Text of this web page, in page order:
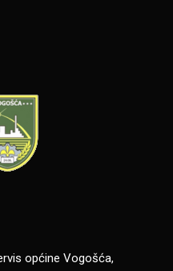
općine Vogošća,